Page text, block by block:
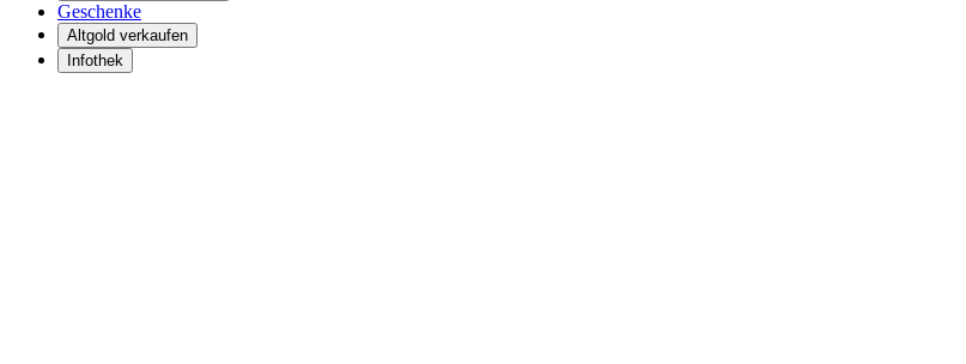
Geschenke
Altgold verkaufen
Infothek